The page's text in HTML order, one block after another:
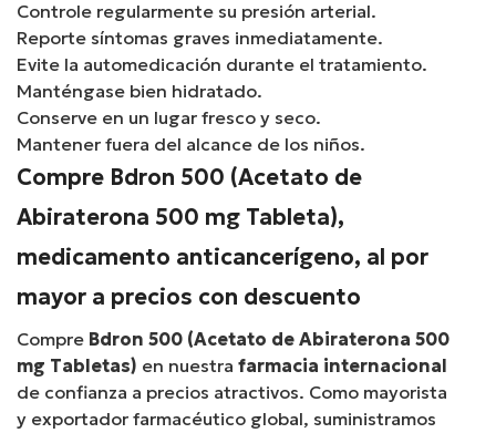
Controle regularmente su presión arterial.
Reporte síntomas graves inmediatamente.
Evite la automedicación durante el tratamiento.
Manténgase bien hidratado.
Conserve en un lugar fresco y seco.
Mantener fuera del alcance de los niños.
Compre Bdron 500 (Acetato de
Abiraterona 500 mg Tableta),
medicamento anticancerígeno, al por
mayor a precios con descuento
Compre Bdron 500 (Acetato de Abiraterona 500
mg Tabletas) en nuestra farmacia internacional
de confianza a precios atractivos. Como mayorista
y exportador farmacéutico global, suministramos